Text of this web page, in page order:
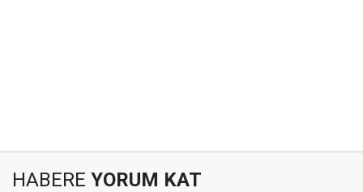
HABERE YORUM KAT